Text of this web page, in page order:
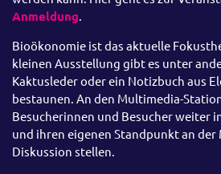
Anmeldung.
Bioökonomie ist das aktuelle
kleinen Ausstellung gibt es unter
Kaktusleder oder ein Notizbuch aus
bestaunen. An den Multimedia-
Besucherinnen und Besucher weiter
und ihren eigenen Standpunkt an
Diskussion stellen.